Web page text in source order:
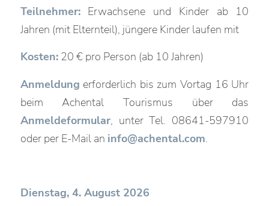
Teilnehmer:Erwachsene und Kinder ab 10
Jahren (mit Elternteil), jüngere Kinder laufen mit
Kosten:20 € pro Person (ab 10 Jahren)
Anmeldung erforderlich bis zum Vortag 16 Uhr
beim Achental Tourismus über das
Anmeldeformular, unter Tel. 08641-597910
oder per E-Mail an info@achental.com.
Dienstag, 4. August 2026